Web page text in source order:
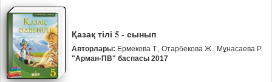
Қазақ тілі 5 - сынып
Авторлары: Ермекова Т., Отарбекова Ж., Мұнасаева Р.
"Арман-ПВ" баспасы 2017